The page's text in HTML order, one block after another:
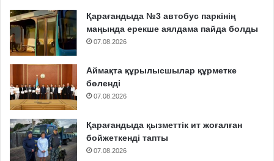
Қарағандыда №3 автобус паркінің
маңында ерекше аялдама пайда болды
07.08.2026
Аймақта құрылысшылар құрметке
бөленді
07.08.2026
Қарағандыда қызметтік ит жоғалған
бойжеткенді тапты
07.08.2026